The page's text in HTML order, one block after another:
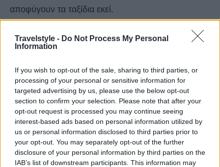
Travelstyle - Do Not Process My Personal
Information
If you wish to opt-out of the sale, sharing to third parties, or
processing of your personal or sensitive information for
targeted advertising by us, please use the below opt-out
section to confirm your selection. Please note that after your
opt-out request is processed you may continue seeing
interest-based ads based on personal information utilized by
us or personal information disclosed to third parties prior to
your opt-out. You may separately opt-out of the further
disclosure of your personal information by third parties on the
IAB’s list of downstream participants. This information may
αποφύγουν τα ταξίδια εκεί.
Αντιθέτως,υποβάθμισε στο «επίπεδο τρία:
αμερικανικές Παρθένες Νήσους, το Κουρασάο και
τη Γουαδελούπη.